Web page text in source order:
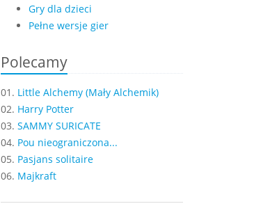
Gry dla dzieci
Pełne wersje gier
Polecamy
01. Little Alchemy (Mały Alchemik)
02. Harry Potter
03. SAMMY SURICATE
04. Pou nieograniczona...
05. Pasjans solitaire
06. Majkraft